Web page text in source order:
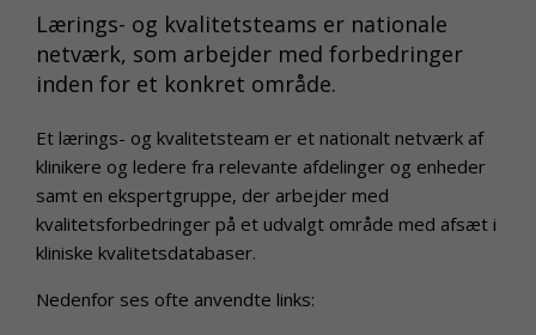
Lærings- og kvalitetsteams er nationale
netværk, som arbejder med forbedringer
inden for et konkret område.
Et lærings- og kvalitetsteam er et nationalt netværk af
klinikere og ledere fra relevante afdelinger og enheder
samt en ekspertgruppe, der arbejder med
kvalitetsforbedringer på et udvalgt område med afsæt i
kliniske kvalitetsdatabaser.
Nedenfor ses ofte anvendte links: